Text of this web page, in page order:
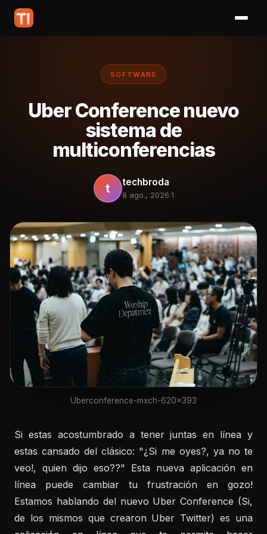
SOFTWARE
Uber Conference nuevo
sistema de
multiconferencias
t techbroda
8 ago., 2026·1
Uberconference-mxch-620x393
Si estas acostumbrado a tener juntas en línea y
estas cansado del clásico: "¿Si me oyes?, ya no te
veo!, quien dijo eso??" Esta nueva aplicación en
línea puede cambiar tu frustración en gozo!
Estamos hablando del nuevo Uber Conference (Si,
de los mismos que crearon Uber Twitter) es una